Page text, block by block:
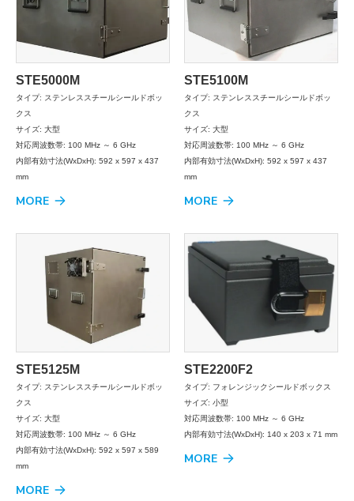
STE5000M
タイプ: ステンレススチールシールドボッ
クス
サイズ: 大型
対応周波数帯: 100 MHz ～ 6 GHz
内部有効寸法(WxDxH): 592 x 597 x 437
mm
MORE
STE5100M
タイプ: ステンレススチールシールドボッ
クス
サイズ: 大型
対応周波数帯: 100 MHz ～ 6 GHz
内部有効寸法(WxDxH): 592 x 597 x 437
mm
MORE
STE5125M
タイプ: ステンレススチールシールドボッ
クス
サイズ: 大型
対応周波数帯: 100 MHz ～ 6 GHz
内部有効寸法(WxDxH): 592 x 597 x 589
mm
MORE
STE2200F2
タイプ: フォレンジックシールドボックス
サイズ: 小型
対応周波数帯: 100 MHz ～ 6 GHz
内部有効寸法(WxDxH): 140 x 203 x 71 mm
MORE